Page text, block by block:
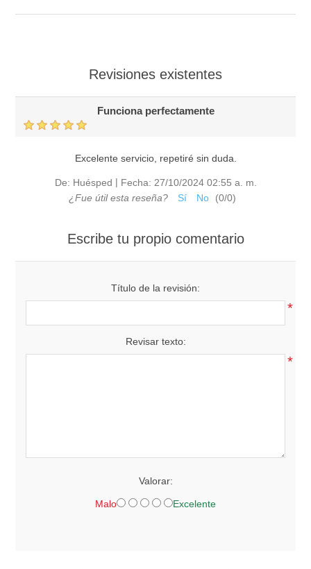
Revisiones existentes
Funciona perfectamente
Excelente servicio, repetiré sin duda.
De: Huésped | Fecha: 27/10/2024 02:55 a. m.
¿Fue útil esta reseña?
Sí No (0/0)
Escribe tu propio comentario
Título de la revisión:
*
Revisar texto:
*
Valorar:
Malo Excelente